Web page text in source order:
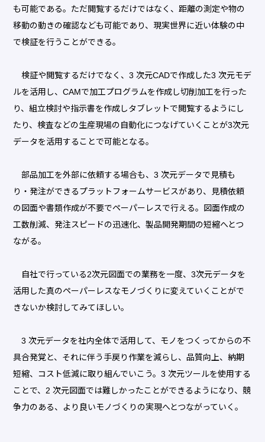
も可能である。ただ閲覧するだけではなく、距離の測定や物の
移動の動きの確認なども可能であり、現実世界に近い体験の中
で検証を行うことができる。
検証や閲覧するだけでなく、3 次元CADで作成した3 次元モデ
ルを活用し、CAMで加工プログラムを作成し切削加工を行った
り、組立検討や指示書を作成しタブレットで閲覧するようにし
たり、検査などの生産現場の自動化につなげていくことが3次元
データを活用することで可能となる。
部品加工を外部に依頼する場合も、3 次元データで見積も
り・発注ができるプラットフォームサービスがあり、見積依頼
の図面や書類作成が不要でペーパーレスで行える。図面作成の
工数削減、発注スピードの迅速化、製品開発期間の短縮へとつ
ながる。
自社で行っている2次元図面での業務を一度、3次元データを
活用した真のペーパーレスなモノづくりに変えていくことがで
きないか検討してみてほしい。
3 次元データを社内全体で活用して、モノをつくってからの不
具合発覚と、それに伴う手戻り作業を減らし、品質向上、納期
短縮、コスト低減に取り組んでいこう。3 次元ツールを使用する
ことで、2 次元図面では難しかったことができるようになり、競
争力のある、より良いモノづくりの実現へとつながっていく。